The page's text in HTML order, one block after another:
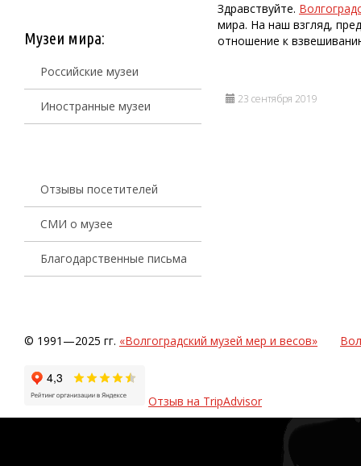
Музеи мира:
Российские музеи
Иностранные музеи
Отзывы посетителей
СМИ о музее
Благодарственные письма
Здравствуйте.
мира. На наш взгляд,
отношение к
23 сентября 2019
© 1991—2025 гг. «Волгоградский музей мер и весов»
Отзыв на TripAdvisor